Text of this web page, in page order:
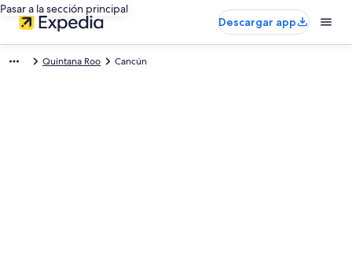
Pasar a la sección principal
Descargar app
Quintana Roo Cancún